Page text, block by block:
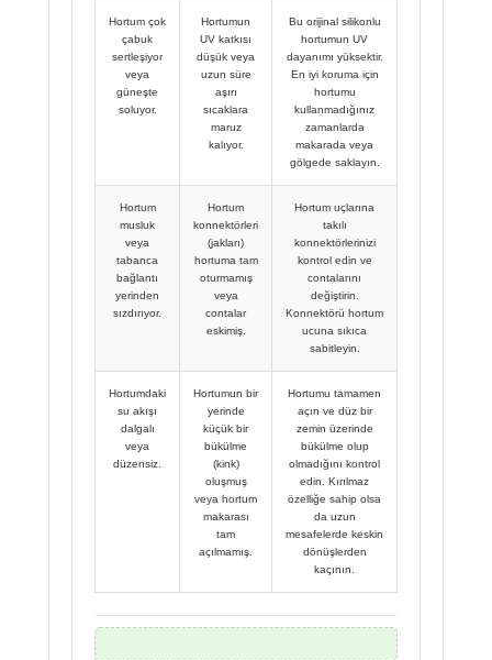
Hortum çok
çabuk
sertleşiyor
veya
güneşte
soluyor.
Hortumun
UV katkısı
düşük veya
uzun süre
aşırı
sıcaklara
maruz
kalıyor.
Bu orijinal silikonlu
hortumun UV
dayanımı yüksektir.
En iyi koruma için
hortumu
kullanmadığınız
zamanlarda
makarada veya
gölgede saklayın.
Hortum
musluk
veya
tabanca
bağlantı
yerinden
sızdırıyor.
Hortum
konnektörleri
(jakları)
hortuma tam
oturmamış
veya
contalar
eskimiş.
Hortum uçlarına
takılı
konnektörlerinizi
kontrol edin ve
contalarını
değiştirin.
Konnektörü hortum
ucuna sıkıca
sabitleyin.
Hortumdaki
su akışı
dalgalı
veya
düzensiz.
Hortumun bir
yerinde
küçük bir
bükülme
(kink)
oluşmuş
veya hortum
makarası
tam
açılmamış.
Hortumu tamamen
açın ve düz bir
zemin üzerinde
bükülme olup
olmadığını kontrol
edin. Kırılmaz
özelliğe sahip olsa
da uzun
mesafelerde keskin
dönüşlerden
kaçının.